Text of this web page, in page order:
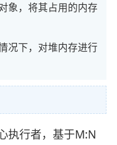
象，将其占用的内存
况下，对堆内存进行
执行者，基于M:N